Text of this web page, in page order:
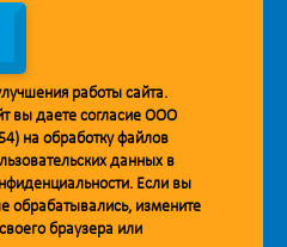
на установку
Vodorobot
работы сайта.
вы даете согласие ООО
на обработку файлов
данных в
. Если вы
обрабатывались, измените
браузера или